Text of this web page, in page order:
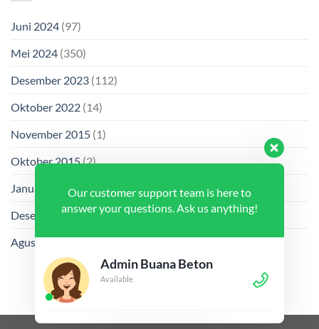
Juni 2024 (97)
Mei 2024 (350)
Desember 2023 (112)
Oktober 2022 (14)
November 2015 (1)
Oktober 2015(2)
Januari 2014(1)
Desember 2013(2)
Agustus 2013(2)
Our customer support team is here to
answer your questions. Ask us anything!
Admin Buana Beton
Available